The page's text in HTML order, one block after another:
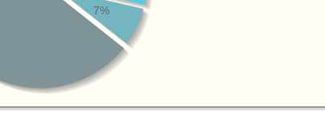
7%